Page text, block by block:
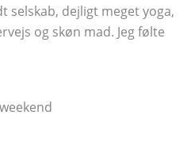
selskab, dejligt meget yoga,
og skøn mad. Jeg følte